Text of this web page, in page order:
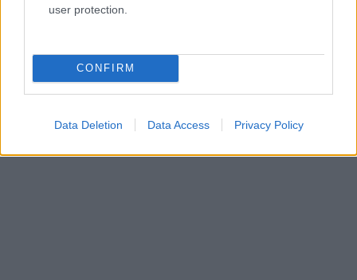
user protection.
CONFIRM
Data Deletion Data Access Privacy Policy